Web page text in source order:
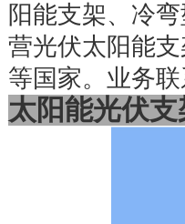
阳能支架、冷
营光伏太阳能
等国家。业务联
太阳能光伏